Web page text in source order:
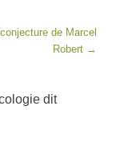
de Marcel
Robert →
dit